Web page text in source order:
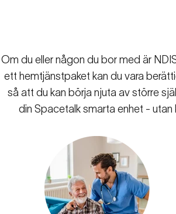
Undersöka
NDIS och hemtjänstpaket
Om du eller någon du bor med är
ett hemtjänstpaket kan du vara
så att du kan börja njuta av större
din Spacetalk smarta enhet - utan